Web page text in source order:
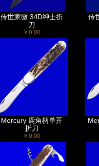
传世家徽 34D绅士折
刀
￥0.00
传
Mercury 鹿角柄单开
折刀
￥0.00